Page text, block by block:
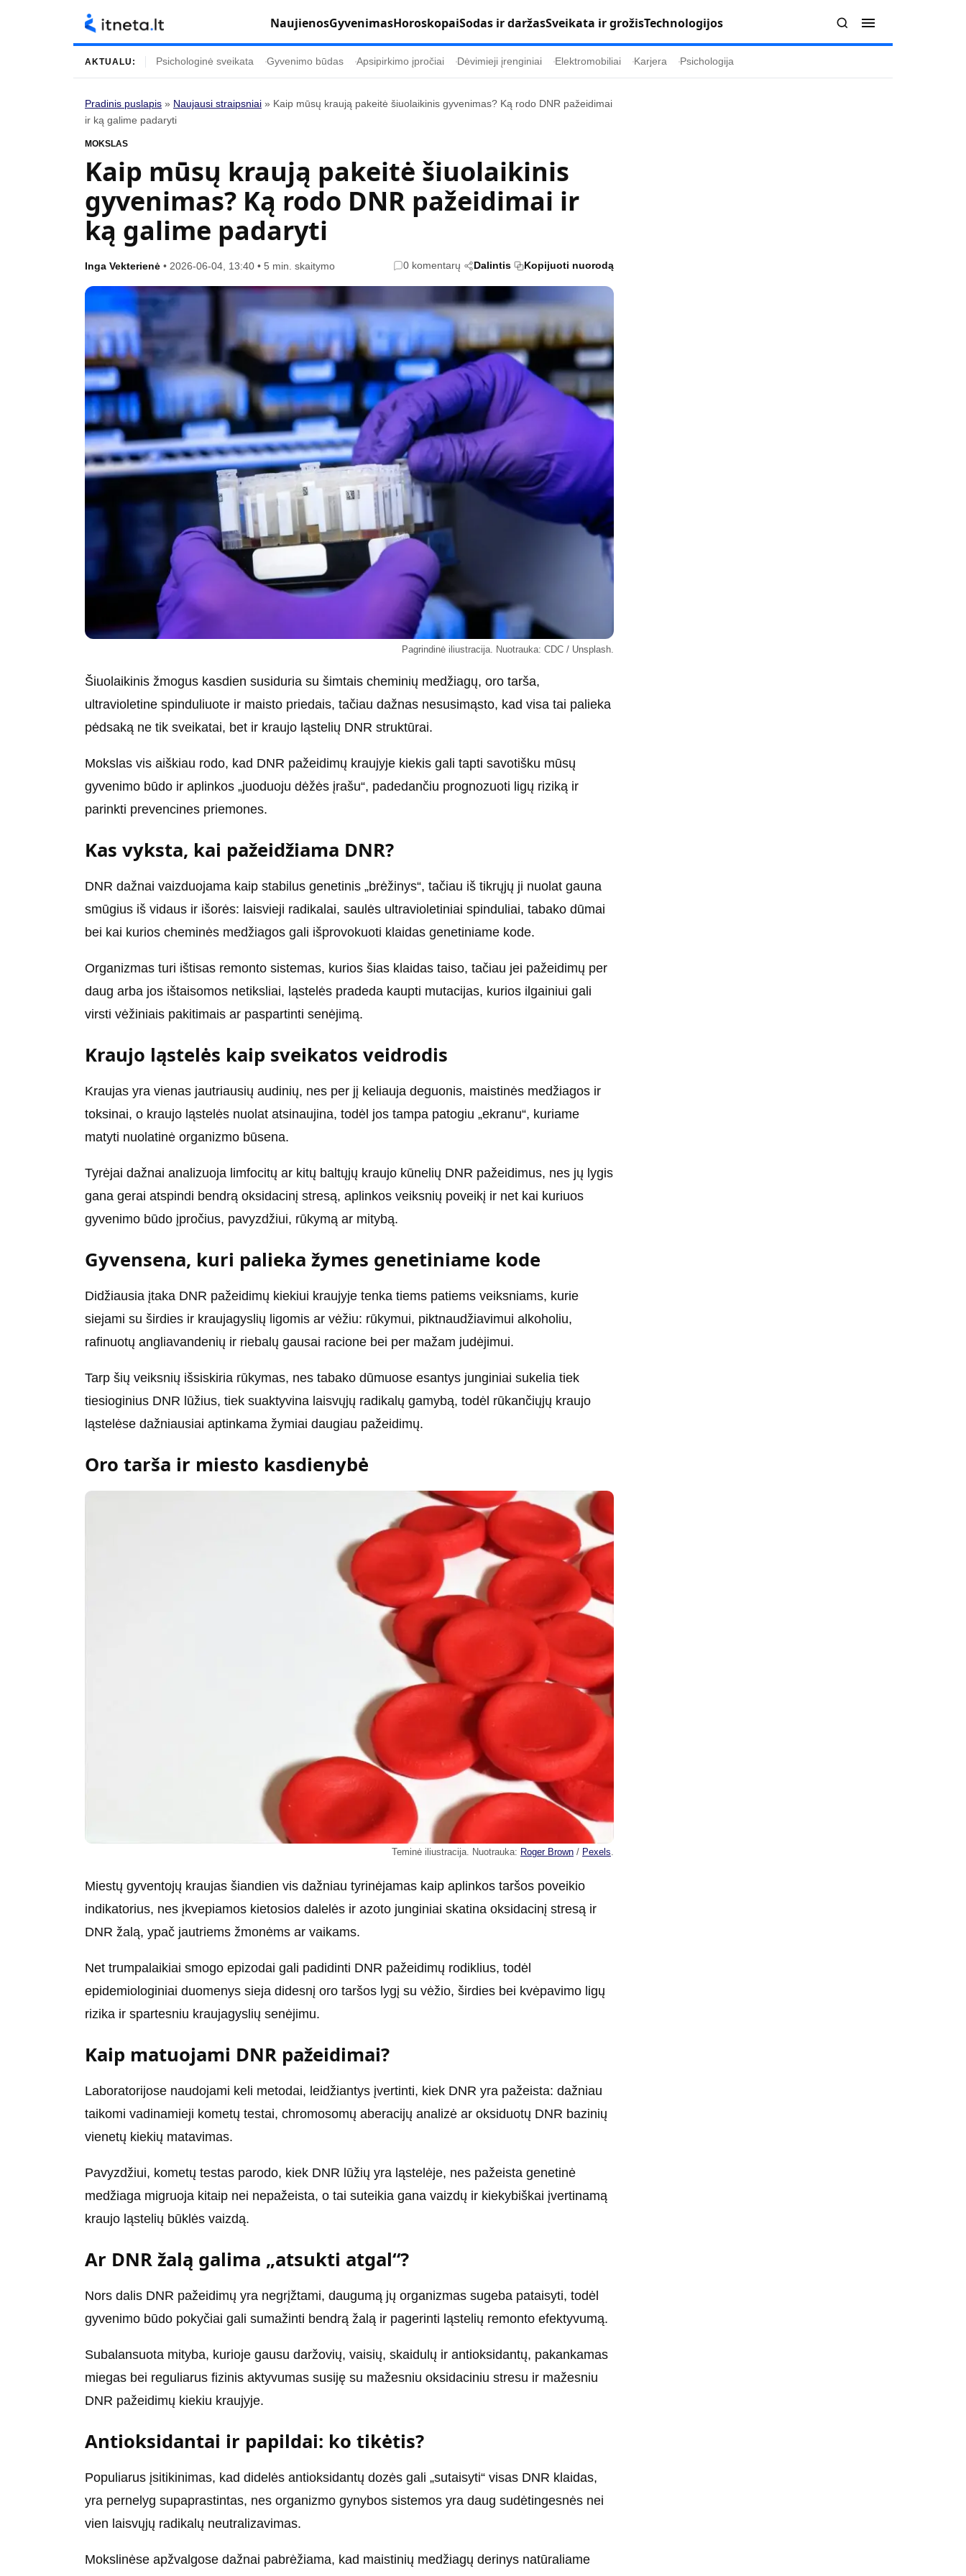
NaujienosGyvenimasHoroskopaiSodas ir daržasSveikata ir grožisTechnologijos
Turinys
Gyvenimas
Įdomybės
Mada
Mokslas
Namai ir interjeras
Kulinarija
Technologijos
Gyvenimo būdas
Vasaros mada
Tėvai ir vaikai
Sodas ir daržas
Sveikata ir grožis
Tvari mada
Naudojimo sąlygos
Slapukų politika
AKTUALU: Psichologinė sveikata Gyvenimo būdas Apsipirkimo įpročiai Dėvimieji įrenginiai Elektromobiliai Karjera Psichologija
Pradinis puslapis » Naujausi straipsniai » Kaip mūsų kraują pakeitė šiuolaikinis gyvenimas? Ką rodo DNR pažeidimai
ir ką galime padaryti
MOKSLAS
Kaip mūsų kraują pakeitė šiuolaikinis
gyvenimas? Ką rodo DNR pažeidimai ir
ką galime padaryti
Inga Vekterienė • 2026-06-04, 13:40 • 5 min. skaitymo 0 komentarų Dalintis Kopijuoti nuorodą
Pagrindinė iliustracija. Nuotrauka: CDC / Unsplash.
Šiuolaikinis žmogus kasdien susiduria su šimtais cheminių medžiagų, oro tarša,
ultravioletine spinduliuote ir maisto priedais, tačiau dažnas nesusimąsto, kad visa tai palieka
pėdsaką ne tik sveikatai, bet ir kraujo ląstelių DNR struktūrai.
Mokslas vis aiškiau rodo, kad DNR pažeidimų kraujyje kiekis gali tapti savotišku mūsų
gyvenimo būdo ir aplinkos „juoduoju dėžės įrašu“, padedančiu prognozuoti ligų riziką ir
parinkti prevencines priemones.
Kas vyksta, kai pažeidžiama DNR?
DNR dažnai vaizduojama kaip stabilus genetinis „brėžinys“, tačiau iš tikrųjų ji nuolat gauna
smūgius iš vidaus ir išorės: laisvieji radikalai, saulės ultravioletiniai spinduliai, tabako dūmai
bei kai kurios cheminės medžiagos gali išprovokuoti klaidas genetiniame kode.
Organizmas turi ištisas remonto sistemas, kurios šias klaidas taiso, tačiau jei pažeidimų per
daug arba jos ištaisomos netiksliai, ląstelės pradeda kaupti mutacijas, kurios ilgainiui gali
virsti vėžiniais pakitimais ar paspartinti senėjimą.
Kraujo ląstelės kaip sveikatos veidrodis
Kraujas yra vienas jautriausių audinių, nes per jį keliauja deguonis, maistinės medžiagos ir
toksinai, o kraujo ląstelės nuolat atsinaujina, todėl jos tampa patogiu „ekranu“, kuriame
matyti nuolatinė organizmo būsena.
Tyrėjai dažnai analizuoja limfocitų ar kitų baltųjų kraujo kūnelių DNR pažeidimus, nes jų lygis
gana gerai atspindi bendrą oksidacinį stresą, aplinkos veiksnių poveikį ir net kai kuriuos
gyvenimo būdo įpročius, pavyzdžiui, rūkymą ar mitybą.
Gyvensena, kuri palieka žymes genetiniame kode
Didžiausia įtaka DNR pažeidimų kiekiui kraujyje tenka tiems patiems veiksniams, kurie
siejami su širdies ir kraujagyslių ligomis ar vėžiu: rūkymui, piktnaudžiavimui alkoholiu,
rafinuotų angliavandenių ir riebalų gausai racione bei per mažam judėjimui.
Tarp šių veiksnių išsiskiria rūkymas, nes tabako dūmuose esantys junginiai sukelia tiek
tiesioginius DNR lūžius, tiek suaktyvina laisvųjų radikalų gamybą, todėl rūkančiųjų kraujo
ląstelėse dažniausiai aptinkama žymiai daugiau pažeidimų.
Oro tarša ir miesto kasdienybė
Teminė iliustracija. Nuotrauka: Roger Brown / Pexels
Miestų gyventojų kraujas šiandien vis dažniau tyrinėjamas kaip aplinkos taršos poveikio
indikatorius, nes įkvepiamos kietosios dalelės ir azoto junginiai skatina oksidacinį stresą ir
DNR žalą, ypač jautriems žmonėms ar vaikams.
Net trumpalaikiai smogo epizodai gali padidinti DNR pažeidimų rodiklius, todėl
epidemiologiniai duomenys sieja didesnį oro taršos lygį su vėžio, širdies bei kvėpavimo ligų
rizika ir spartesniu kraujagyslių senėjimu.
Kaip matuojami DNR pažeidimai?
Laboratorijose naudojami keli metodai, leidžiantys įvertinti, kiek DNR yra pažeista: dažniau
taikomi vadinamieji kometų testai, chromosomų aberacijų analizė ar oksiduotų DNR bazinių
vienetų kiekių matavimas.
Pavyzdžiui, kometų testas parodo, kiek DNR lūžių yra ląstelėje, nes pažeista genetinė
medžiaga migruoja kitaip nei nepažeista, o tai suteikia gana vaizdų ir kiekybiškai įvertinamą
kraujo ląstelių būklės vaizdą.
Ar DNR žalą galima „atsukti atgal“?
Nors dalis DNR pažeidimų yra negrįžtami, daugumą jų organizmas sugeba pataisyti, todėl
gyvenimo būdo pokyčiai gali sumažinti bendrą žalą ir pagerinti ląstelių remonto efektyvumą.
Subalansuota mityba, kurioje gausu daržovių, vaisių, skaidulų ir antioksidantų, pakankamas
miegas bei reguliarus fizinis aktyvumas susiję su mažesniu oksidaciniu stresu ir mažesniu
DNR pažeidimų kiekiu kraujyje.
Antioksidantai ir papildai: ko tikėtis?
Populiarus įsitikinimas, kad didelės antioksidantų dozės gali „sutaisyti“ visas DNR klaidas,
yra pernelyg supaprastintas, nes organizmo gynybos sistemos yra daug sudėtingesnės nei
vien laisvųjų radikalų neutralizavimas.
Mokslinėse apžvalgose dažnai pabrėžiama, kad maistinių medžiagų derinys natūraliame